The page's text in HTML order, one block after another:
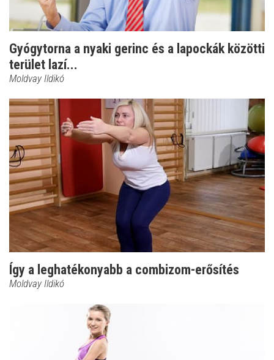
Gyógytorna a nyaki gerinc és a lapockák közötti
terület lazí...
Moldvay Ildikó
Így a leghatékonyabb a combizom-erősítés
Moldvay Ildikó